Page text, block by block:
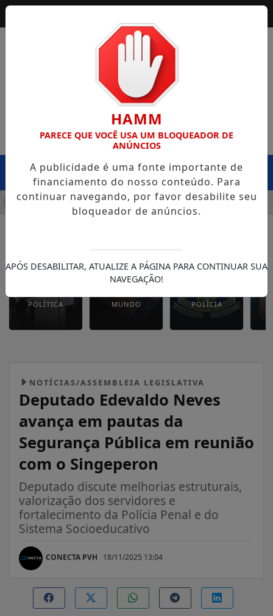
MENU
CAPOTA NA BR-364, EM EXTREMA, E CASO LEVANTA
POLÍTICA MUNDO POLÍCIA
NOTÍCIAS/ASSEMBLEIA LEGISLATIVA
Deputado Edevaldo Neves
avança em pautas da
Segurança Pública em reunião
com o Singeperon
Deputado discute melhorias estruturais,
valorização dos servidores e
fortalecimento da Polícia Penal e do
Sistema Socioeducativo
CONECTA PVH 18/11/2025 13:04
HAMM
PARECE QUE VOCÊ USA UM BLOQUEADOR DE
ANÚNCIOS
A publicidade é uma fonte importante de
financiamento do nosso conteúdo. Para
continuar navegando, por favor desabilite seu
bloqueador de anúncios.
APÓS DESABILITAR, ATUALIZE A PÁGINA PARA CONTINUAR SUA
NAVEGAÇÃO!